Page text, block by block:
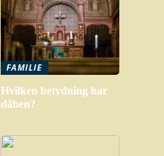
FAMILIE
Hvilken betydning har
dåben?